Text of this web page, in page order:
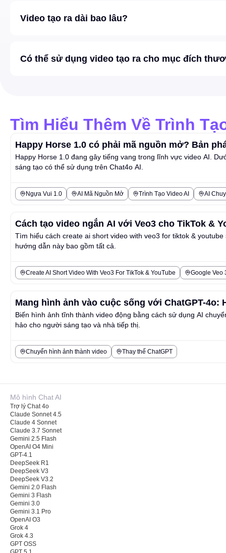
Video tạo ra dài bao lâu?
Có thể sử dụng video tạo ra cho mục đích
Tìm Hiểu Thêm Về Trình
Happy Horse 1.0 có phải mã nguồn mở? Bản
Happy Horse 1.0 đang gây tiếng vang trong lĩnh vực video AI.
sáng tạo có thể sử dụng trên Chat4o AI.
Ngựa Vui 1.0 AI Mã Nguồn Mở Trình Tạo Video AI AI
Cách tạo video ngắn AI với Veo3 cho TikTok &
Tìm hiểu cách create ai short video with veo3 for tiktok &
hướng dẫn này bao gồm tất cả.
Create AI Short Video With Veo3 For TikTok & YouTube Google Veo
Mang hình ảnh vào cuộc sống với ChatGPT-
Biến hình ảnh tĩnh thành video động bằng cách sử dụng AI
hảo cho người sáng tạo và nhà tiếp thị.
Chuyển hình ảnh thành video Thay thế ChatGPT
Mô hình Chat AI
Trợ lý Chat 4o
Claude Sonnet 4.5
Claude 4 Sonnet
Claude 3.7 Sonnet
Gemini 2.5 Flash
OpenAI O4 Mini
GPT-4.1
DeepSeek R1
DeepSeek V3
DeepSeek V3.2
Gemini 2.0 Flash
Gemini 3 Flash
Gemini 3.0
Gemini 3.1 Pro
OpenAI O3
Grok 4
Grok 4.3
GPT OSS